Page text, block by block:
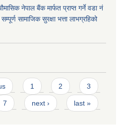
नेपाल बैंक मार्फत प्राप्त गर्ने वडा नं
सामाजिक सुरक्षा भत्ता लाभग्रहिको
1 2 3
7 next › last »